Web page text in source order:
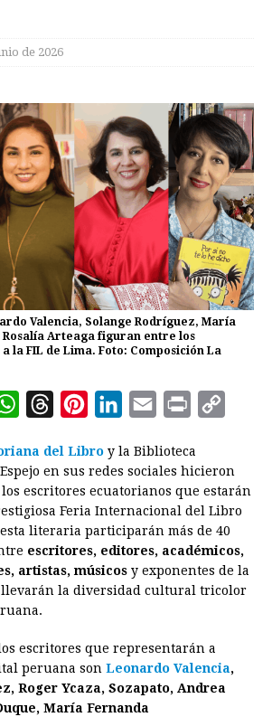
de 2026
Valencia, Solange Rodríguez, María
Arteaga figuran entre los
la FIL de Lima. Foto: Composición La
W
a
t
s
A
p
p
r
e
a
d
s
n
t
e
r
e
s
n
k
e
d
I
n
a
i
l
i
n
t
y
L
i
n
k
del Libro y la Biblioteca
en sus redes sociales hicieron
escritores ecuatorianos que estarán
Feria Internacional del Libro
literaria participarán más de 40
escritores, editores, académicos,
artistas, músicos y exponentes de la
llevarán la diversidad cultural tricolor
escritores que representarán a
peruana son Leonardo Valencia,
Roger Ycaza, Sozapato, Andrea
María Fernanda